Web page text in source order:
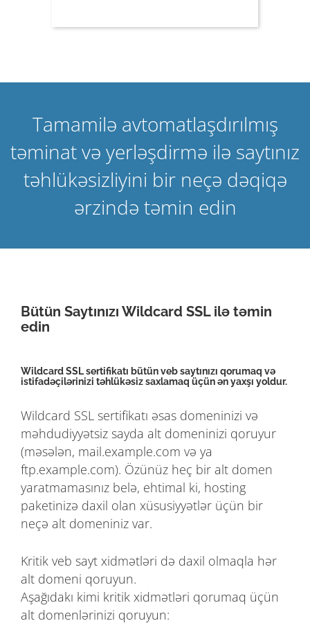
Tamamilə avtomatlaşdırılmış
təminat və yerləşdirmə ilə saytınız
təhlükəsizliyini bir neçə dəqiqə
ərzində təmin edin
Bütün Saytınızı Wildcard SSL ilə təmin
edin
Wildcard SSL sertifikatı bütün veb saytınızı qorumaq və
istifadəçilərinizi təhlükəsiz saxlamaq üçün ən yaxşı yoldur.
Wildcard SSL sertifikatı əsas domeninizi və
məhdudiyyətsiz sayda alt domeninizi qoruyur
(məsələn, mail.example.com və ya
ftp.example.com). Özünüz heç bir alt domen
yaratmamasınız belə, ehtimal ki, hosting
paketinizə daxil olan xüsusiyyətlər üçün bir
neçə alt domeniniz var.
Kritik veb sayt xidmətləri də daxil olmaqla hər
alt domeni qoruyun.
Aşağıdakı kimi kritik xidmətləri qorumaq üçün
alt domenlərinizi qoruyun: